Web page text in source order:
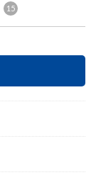
15